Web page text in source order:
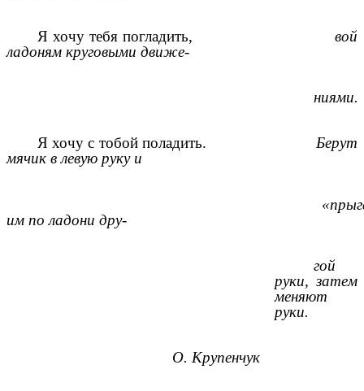
Я хочу тебя погладить, вой
ладоням круговыми движе-
ниями.
Я хочу с тобой поладить. Берут
мячик в левую руку и
им по ладони дру-
гой
руки, затем
меняют
руки.
О. Крупенчук